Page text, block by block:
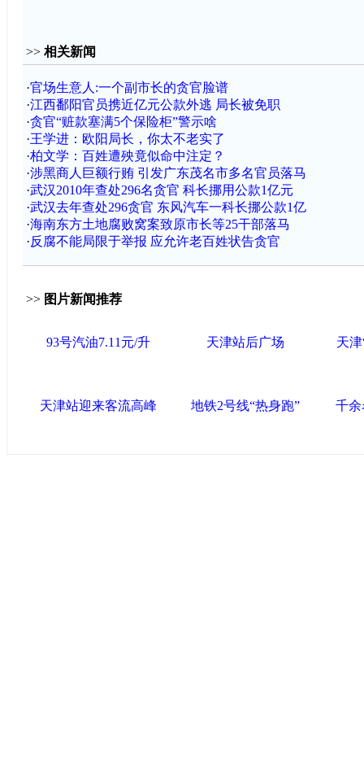
>> 相关新闻
·官场生意人:一个副市长的贪官脸谱
·江西鄱阳官员携近亿元公款外逃 局长被免职
·贪官“赃款塞满5个保险柜”警示啥
·王学进：欧阳局长，你太不老实了
·柏文学：百姓遭殃竟似命中注定？
·涉黑商人巨额行贿 引发广东茂名市多名官员落马
·武汉2010年查处296名贪官 科长挪用公款1亿元
·武汉去年查处296贪官 东风汽车一科长挪公款1亿
·海南东方土地腐败窝案致原市长等25干部落马
·反腐不能局限于举报 应允许老百姓状告贪官
>> 图片新闻推荐
93号汽油7.11元/升 天津站后广场 天
天津站迎来客流高峰 地铁2号线“热身跑” 千